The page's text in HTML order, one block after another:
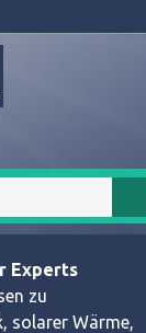
Experts
zu
solarer Wärme,